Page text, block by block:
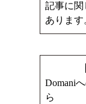
記事に関
あります
Domani
ら